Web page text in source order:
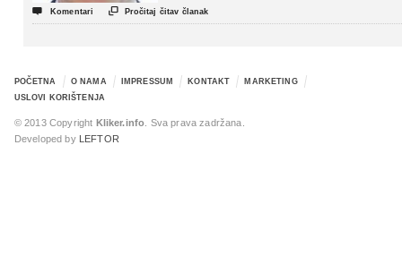
 Komentari  Pročitaj čitav članak
POČETNA O NAMA IMPRESSUM KONTAKT
MARKETING
USLOVI KORIŠTENJA
© 2013 Copyright Kliker.info . Sva prava zadržana.
Developed by LEFTOR